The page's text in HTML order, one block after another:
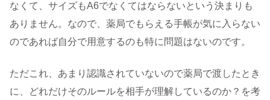
なくて、サイズもA6でなくてはならないという決まりも
ありません。なので、薬局でもらえる手帳が気に入らない
のであれば自分で用意するのも特に問題はないのです。
ただこれ、あまり認識されていないので薬局で渡したとき
に、どれだけそのルールを相手が理解しているのか？を考